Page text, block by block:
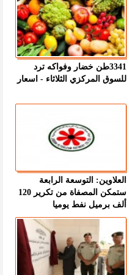
3341طن خضار وفواكه ترد
للسوق المركزي الثلاثاء - اسعار
العلاوين: التوسعة الرابعة
ستمكن المصفاة من تكرير 120
ألف برميل نفط يوميا